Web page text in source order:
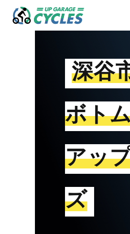
深谷
ボト
アッ
ズ